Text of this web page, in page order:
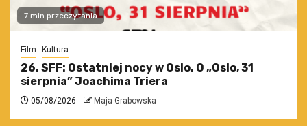
7 min przeczytania
Film Kultura
26. SFF: Ostatniej nocy w Oslo. O „Oslo, 31
sierpnia” Joachima Triera
05/08/2026 Maja Grabowska